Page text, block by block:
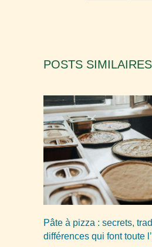
POSTS SIMILAIRES
Pâte à pizza : secrets,
différences qui font toute